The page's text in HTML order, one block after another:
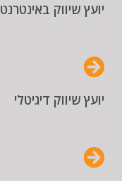
יועץ שיווק באינטרנט
יועץ שיווק דיגיטלי